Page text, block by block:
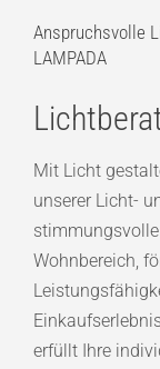
Anspruchsvolle
LAMPADA
Mit Licht
unserer Licht-
Wohnbereich,
erfüllt Ihre